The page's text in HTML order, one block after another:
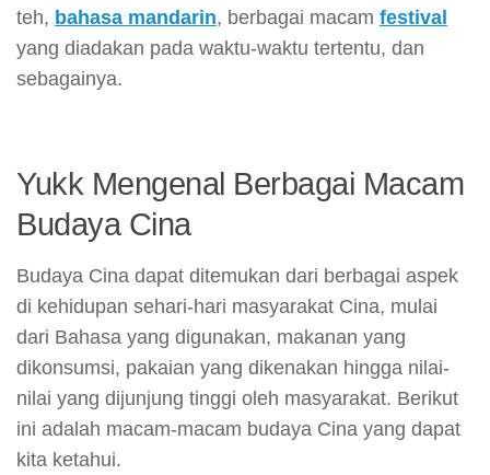
teh, bahasa mandarin, berbagai macam festival
yang diadakan pada waktu-waktu tertentu, dan
sebagainya.
Yukk Mengenal Berbagai Macam
Budaya Cina
Budaya Cina dapat ditemukan dari berbagai aspek
di kehidupan sehari-hari masyarakat Cina, mulai
dari Bahasa yang digunakan, makanan yang
dikonsumsi, pakaian yang dikenakan hingga nilai-
nilai yang dijunjung tinggi oleh masyarakat. Berikut
ini adalah macam-macam budaya Cina yang dapat
kita ketahui.